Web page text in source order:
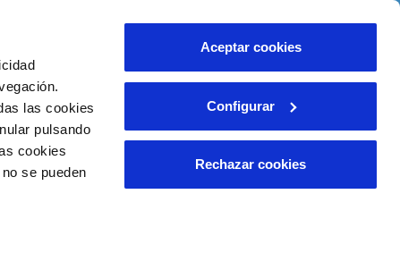
las cookies
pulsando
cookies
se pueden
Aceptar cookies
Configurar
Rechazar cookies
INCIDENCIAS
Comunica anomalías o posibles
EMPLEO